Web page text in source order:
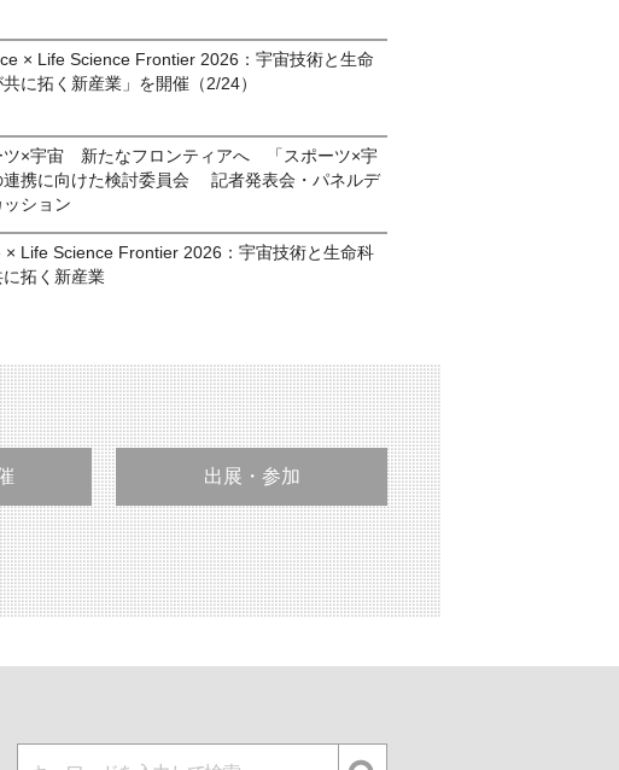
× Life Science Frontier 2026：宇宙技術と生命
に拓く新産業」を開催（2/24）
ツ×宇宙 新たなフロンティアへ 「スポーツ×宇
連携に向けた検討委員会 記者発表会・パネルデ
ッション
× Life Science Frontier 2026：宇宙技術と生命科
拓く新産業
出展・参加